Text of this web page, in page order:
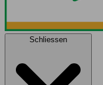
Schliessen